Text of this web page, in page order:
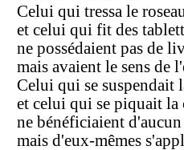
Celui qui tressa le
et celui qui fit des
ne possédaient pas de
mais avaient le sens de
Celui qui se suspendait
et celui qui se piquait la
ne bénéficiaient
mais d'eux-mêmes